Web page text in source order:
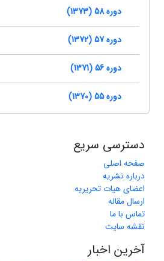
دوره 58 (1373)
دوره 57 (1372)
دوره 56 (1371)
دوره 55 (1370)
دسترسی سریع
صفحه اصلی
درباره نشریه
اعضای هیات تحریریه
ارسال مقاله
تماس با ما
نقشه سایت
آخرین اخبار